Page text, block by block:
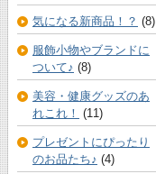
気になる新商品！？ (8)
服飾小物やブランドに
ついて♪ (8)
美容・健康グッズのあ
れこれ！ (11)
プレゼントにぴったり
のお品たち♪ (4)